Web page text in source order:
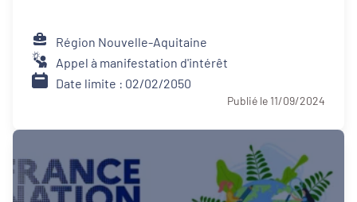
Région Nouvelle-Aquitaine
Appel à manifestation d'intérêt
Date limite : 02/02/2050
Publié le 11/09/2024